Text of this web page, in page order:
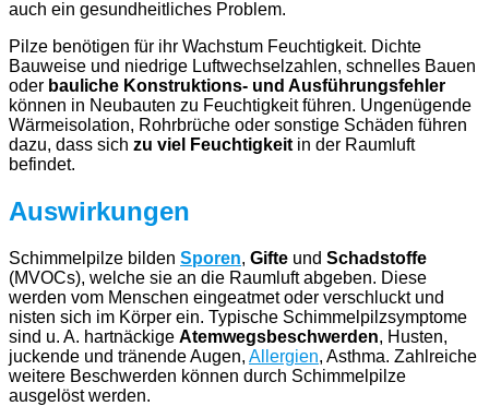
auch ein gesundheitliches Problem.
Pilze benötigen für ihr Wachstum Feuchtigkeit. Dichte
Bauweise und niedrige Luftwechselzahlen, schnelles Bauen
oder bauliche Konstruktions- und Ausführungsfehler
können in Neubauten zu Feuchtigkeit führen. Ungenügende
Wärmeisolation, Rohrbrüche oder sonstige Schäden führen
dazu, dass sich zu viel Feuchtigkeit in der Raumluft
befindet.
Auswirkungen
Schimmelpilze bilden Sporen, Gifte und Schadstoffe
(MVOCs), welche sie an die Raumluft abgeben. Diese
werden vom Menschen eingeatmet oder verschluckt und
nisten sich im Körper ein. Typische Schimmelpilzsymptome
sind u. A. hartnäckige Atemwegsbeschwerden, Husten,
juckende und tränende Augen, Allergien, Asthma. Zahlreiche
weitere Beschwerden können durch Schimmelpilze
ausgelöst werden.